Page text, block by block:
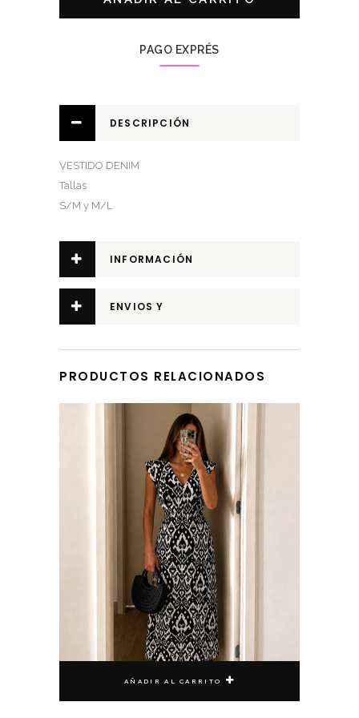
PAGO EXPRÉS
DESCRIPCIÓN
VESTIDO DENIM
Tallas
S/M y M/L
INFORMACIÓN
ENVIOS Y
PRODUCTOS RELACIONADOS
AÑADIR AL CARRITO